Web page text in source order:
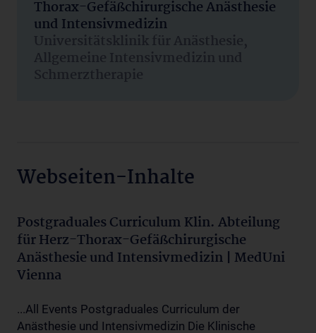
Thorax-Gefäßchirurgische Anästhesie
und Intensivmedizin
Universitätsklinik für Anästhesie,
Allgemeine Intensivmedizin und
Schmerztherapie
Webseiten-Inhalte
Postgraduales Curriculum Klin. Abteilung
für Herz-Thorax-Gefäßchirurgische
Anästhesie und Intensivmedizin | MedUni
Vienna
...All Events Postgraduales Curriculum der
Anästhesie und Intensivmedizin Die Klinische